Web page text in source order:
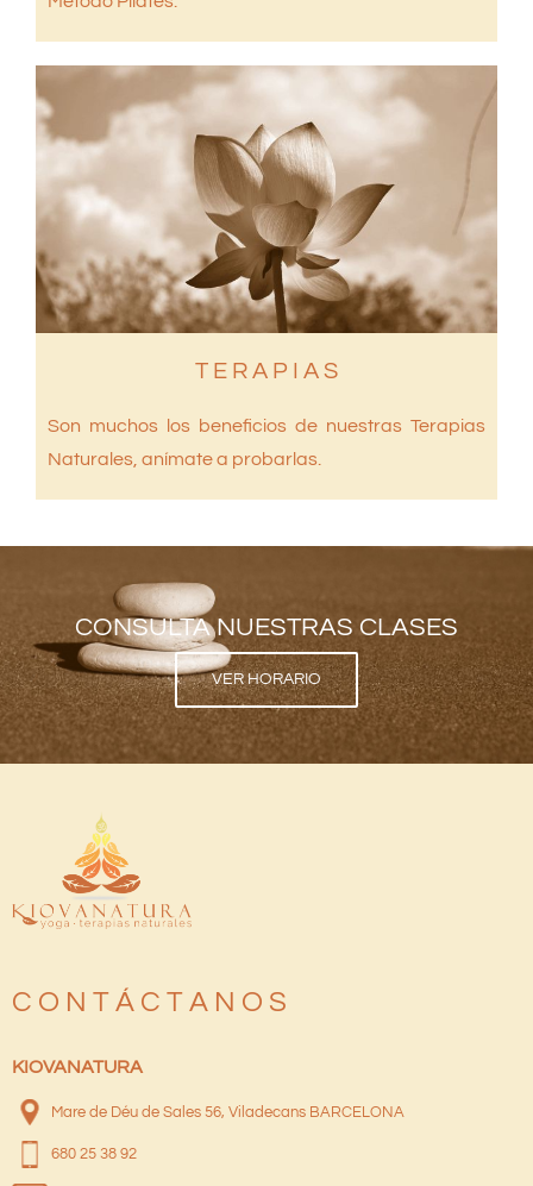
T E R A P I A S
Son muchos los beneficios de nuestras Terapias
Naturales, anímate a probarlas.
CONSULTA NUESTRAS CLASES
VER HORARIO
C O N T Á C T A N O S
KIOVANATURA
Mare de Déu de Sales 56, Viladecans BARCELONA
680 25 38 92